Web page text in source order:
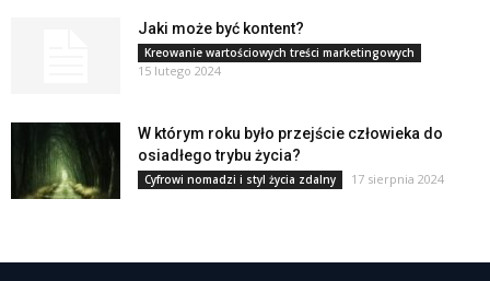
Jaki może być kontent?
Kreowanie wartościowych treści marketingowych
15 lutego 2024
W którym roku było przejście człowieka do
osiadłego trybu życia?
Cyfrowi nomadzi i styl życia zdalny 17 sierpnia 2024